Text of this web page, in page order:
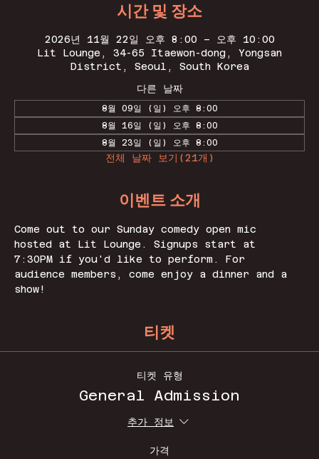
시간 및 장소
2026년 11월 22일 오후 8:00 – 오후 10:00
Lit Lounge, 34-65 Itaewon-dong, Yongsan
District, Seoul, South Korea
다른 날짜
8월 09일 (일) 오후 8:00
8월 16일 (일) 오후 8:00
8월 23일 (일) 오후 8:00
전체 날짜 보기(21개)
이벤트 소개
Come out to our Sunday comedy open mic
hosted at Lit Lounge. Signups start at
7:30PM if you'd like to perform. For
audience members, come enjoy a dinner and a
show!
티켓
티켓 유형
General Admission
추가 정보
가격